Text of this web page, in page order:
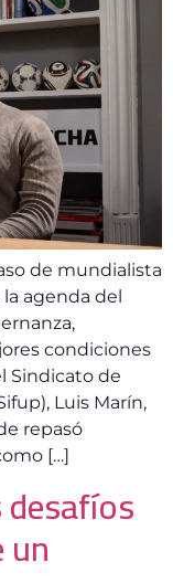
de mundialista
agenda del
condiciones
Sindicato de
Luis Marín,
repasó
[…]